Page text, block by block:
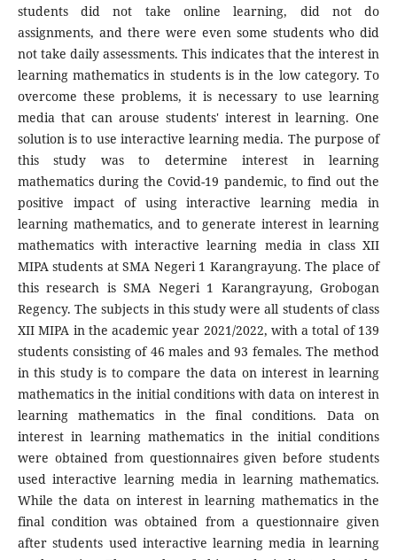
students did not take online learning, did not do
assignments, and there were even some students who did
not take daily assessments. This indicates that the interest in
learning mathematics in students is in the low category. To
overcome these problems, it is necessary to use learning
media that can arouse students' interest in learning. One
solution is to use interactive learning media. The purpose of
this study was to determine interest in learning
mathematics during the Covid-19 pandemic, to find out the
positive impact of using interactive learning media in
learning mathematics, and to generate interest in learning
mathematics with interactive learning media in class XII
MIPA students at SMA Negeri 1 Karangrayung. The place of
this research is SMA Negeri 1 Karangrayung, Grobogan
Regency. The subjects in this study were all students of class
XII MIPA in the academic year 2021/2022, with a total of 139
students consisting of 46 males and 93 females. The method
in this study is to compare the data on interest in learning
mathematics in the initial conditions with data on interest in
learning mathematics in the final conditions. Data on
interest in learning mathematics in the initial conditions
were obtained from questionnaires given before students
used interactive learning media in learning mathematics.
While the data on interest in learning mathematics in the
final condition was obtained from a questionnaire given
after students used interactive learning media in learning